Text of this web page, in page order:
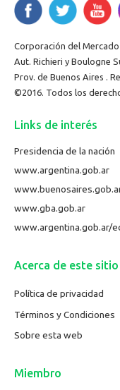
Corporación del Mercado
Aut. Richieri y Boulogne
Prov. de Buenos Aires .
©2016. Todos los
Links de interés
Presidencia de la nación
www.argentina.gob.ar
www.gba.gob.ar
www.argentina.gob.ar/
Acerca de este sitio
Política de privacidad
Términos y Condiciones
Sobre esta web
Miembro